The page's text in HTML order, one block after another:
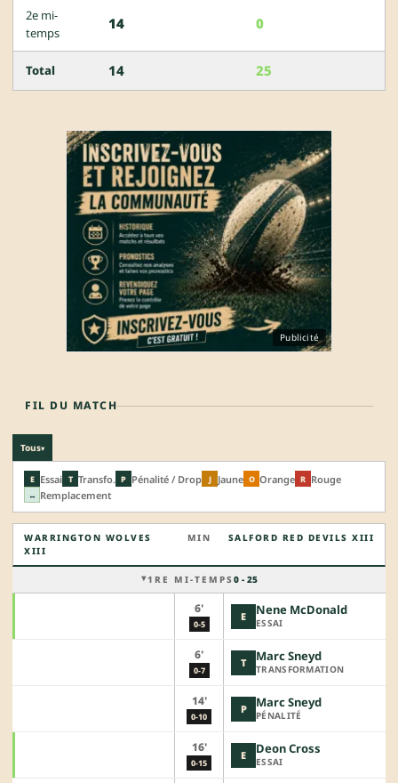
2e mi-
temps
14 0
Total 14 25
Publicité
FIL DU MATCH
Tous▾
E Essai T Transfo. P Pénalité / Drop J Jaune O Orange R Rouge
↔ Remplacement
WARRINGTON WOLVES
XIII
MIN SALFORD RED DEVILS XIII
1RE MI-TEMPS 0 - 25
6'
0-5
E Nene McDonald
ESSAI
6'
0-7
T Marc Sneyd
TRANSFORMATION
14'
0-10
P Marc Sneyd
PÉNALITÉ
16'
0-15
E Deon Cross
ESSAI